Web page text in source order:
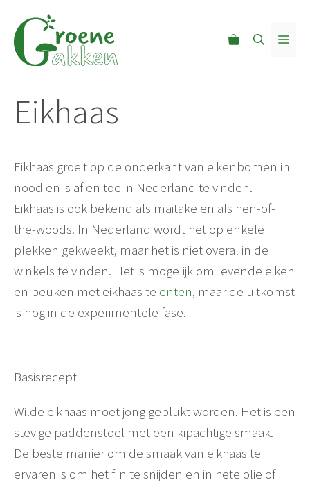
naar
Eikhaas
Eikhaas groeit op de onderkant van eikenbomen in
nood en is af en toe in Nederland te vinden.
Eikhaas is ook bekend als maitake en als hen-of-
the-woods. In Nederland wordt het op enkele
plekken gekweekt, maar het is niet overal in de
winkels te vinden. Het is mogelijk om levende eiken
en beuken met eikhaas te enten, maar de uitkomst
is nog in de experimentele fase.
Basisrecept
Wilde eikhaas moet jong geplukt worden. Het is een
stevige paddenstoel met een kipachtige smaak.
De beste manier om de smaak van eikhaas te
ervaren is om het fijn te snijden en in hete olie of